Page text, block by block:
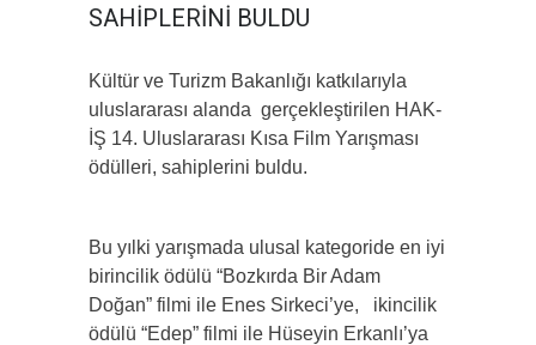
SAHİPLERİNİ BULDU
Kültür ve Turizm Bakanlığı katkılarıyla
uluslararası alanda gerçekleştirilen HAK-
İŞ 14. Uluslararası Kısa Film Yarışması
ödülleri, sahiplerini buldu.
Bu yılki yarışmada ulusal kategoride en iyi
birincilik ödülü “Bozkırda Bir Adam
Doğan” filmi ile Enes Sirkeci’ye, ikincilik
ödülü “Edep” filmi ile Hüseyin Erkanlı’ya